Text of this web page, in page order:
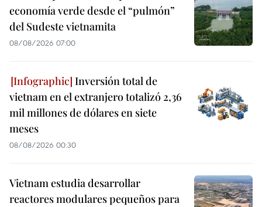
economía verde desde el “pulmón”
del Sudeste vietnamita
08/08/2026 07:00
Inversión total de
vietnam en el extranjero totalizó 2,36
mil millones de dólares en siete
meses
08/08/2026 00:30
Vietnam estudia desarrollar
reactores modulares pequeños para